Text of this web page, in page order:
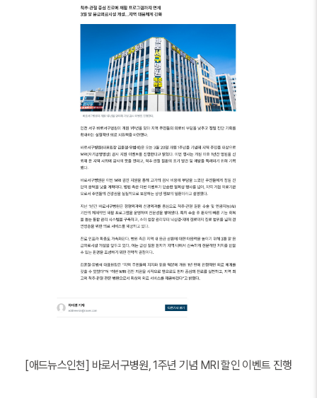
[애드뉴스인천] 바로서구병원, 1주년 기념 MRI 할인 이벤트 진행